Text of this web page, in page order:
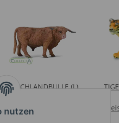
nutzen
HOCHLANDBULLE (L)
Preise nach Anmeldung
sichtbar